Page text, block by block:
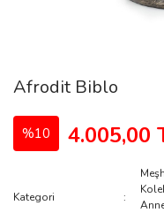
Afrodit Biblo
%10 4.005,00
Kategori